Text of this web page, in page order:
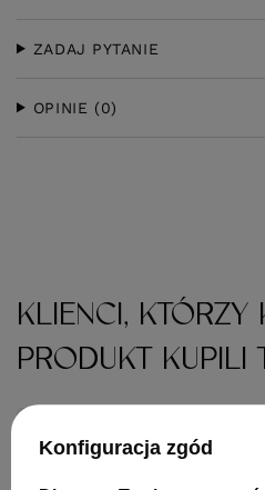
ZADAJ PYTANIE
OPINIE (0)
KLIENCI, KTÓRZY
PRODUKT KUPILI
Konfiguracja zgód